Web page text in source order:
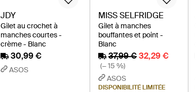
JDY
Gilet au crochet à
manches courtes -
crème - Blanc
30,99 €
ASOS
MISS SELFRIDGE
Gilet à manches
bouffantes et point -
Blanc
37,99 € 32,29 €
(− 15 %)
ASOS
DISPONIBILITÉ LIMITÉE